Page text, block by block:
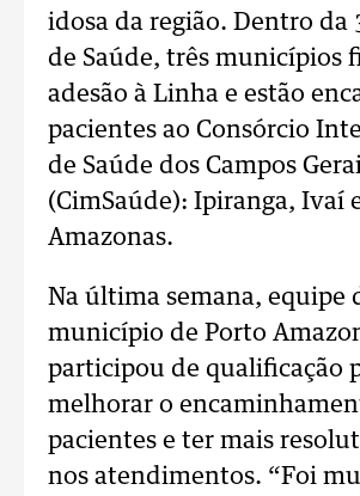
idosa da região. Dentro da
de Saúde, três municípios
adesão à Linha e estão
pacientes ao Consórcio
de Saúde dos Campos
(CimSaúde): Ipiranga, Ivaí
Amazonas.
Na última semana, equipe
município de Porto
participou de qualificação
melhorar o
pacientes e ter mais
nos atendimentos. “Foi